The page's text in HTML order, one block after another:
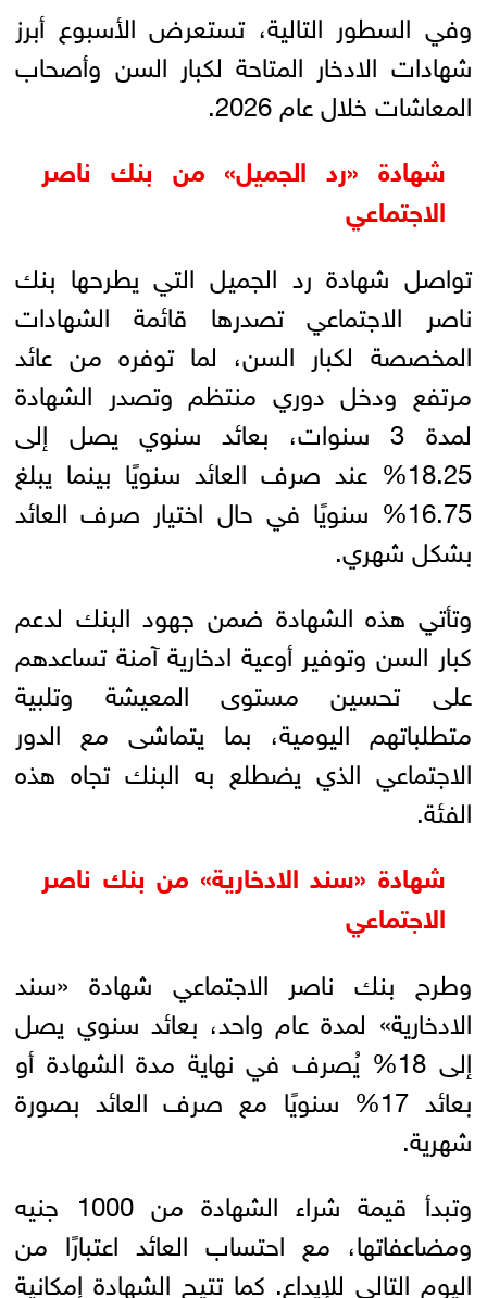
وفي السطور التالية، تستعرض الأسبوع أبرز
شهادات الادخار المتاحة لكبار السن وأصحاب
المعاشات خلال عام 2026.
شهادة «رد الجميل» من بنك ناصر
الاجتماعي
تواصل شهادة رد الجميل التي يطرحها بنك
ناصر الاجتماعي تصدرها قائمة الشهادات
المخصصة لكبار السن، لما توفره من عائد
مرتفع ودخل دوري منتظم وتصدر الشهادة
لمدة 3 سنوات، بعائد سنوي يصل إلى
18.25% عند صرف العائد سنويًا بينما يبلغ
16.75% سنويًا في حال اختيار صرف العائد
بشكل شهري.
وتأتي هذه الشهادة ضمن جهود البنك لدعم
كبار السن وتوفير أوعية ادخارية آمنة تساعدهم
على تحسين مستوى المعيشة وتلبية
متطلباتهم اليومية، بما يتماشى مع الدور
الاجتماعي الذي يضطلع به البنك تجاه هذه
الفئة.
شهادة «سند الادخارية» من بنك ناصر
الاجتماعي
وطرح بنك ناصر الاجتماعي شهادة «سند
الادخارية» لمدة عام واحد، بعائد سنوي يصل
إلى 18% يُصرف في نهاية مدة الشهادة أو
بعائد 17% سنويًا مع صرف العائد بصورة
شهرية.
وتبدأ قيمة شراء الشهادة من 1000 جنيه
ومضاعفاتها، مع احتساب العائد اعتبارًا من
اليوم التالي للإيداع. كما تتيح الشهادة إمكانية